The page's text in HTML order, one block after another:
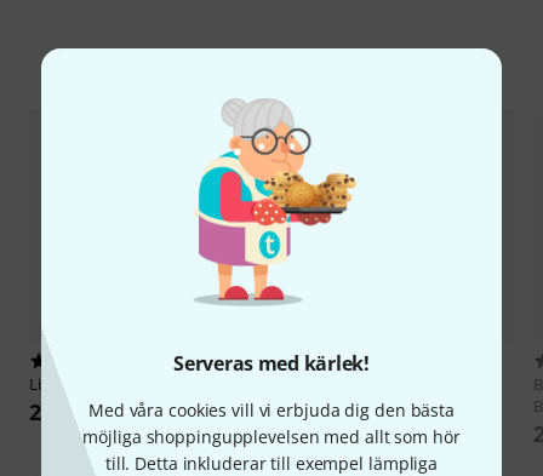
Serveras med kärlek!
Med våra cookies vill vi erbjuda dig den bästa
möjliga shoppingupplevelsen med allt som hör
till. Detta inkluderar till exempel lämpliga
Tillbehör & matchande produkter
Libec
2 999 kr 144 kr